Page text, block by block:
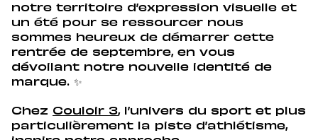
notre territoire d’expression visuelle et
un été pour se ressourcer nous
sommes heureux de démarrer cette
rentrée de septembre, en vous
dévoilant notre nouvelle identité de
marque. ✨
Chez Couloir 3, l’univers du sport et plus
particulièrement la piste d’athlétisme,